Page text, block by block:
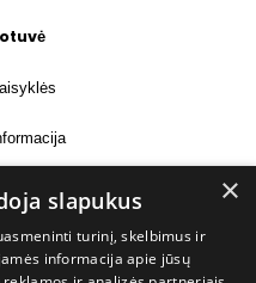
×
slapukus
turinį, skelbimus ir
informacija apie jūsų